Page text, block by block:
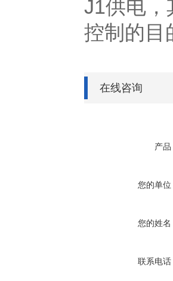
J1供电，
控制的目
在线咨询
产品
您的单位
您的姓名
联系电话